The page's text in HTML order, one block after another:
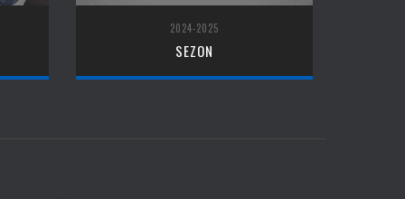
2024-2025
SEZON